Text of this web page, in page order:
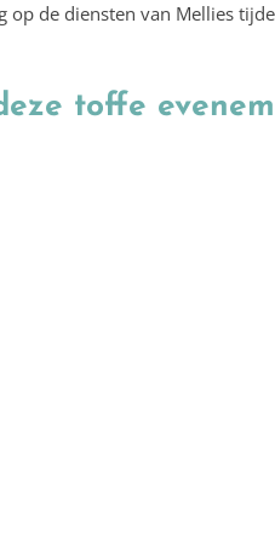
op de diensten van Mellies
toffe